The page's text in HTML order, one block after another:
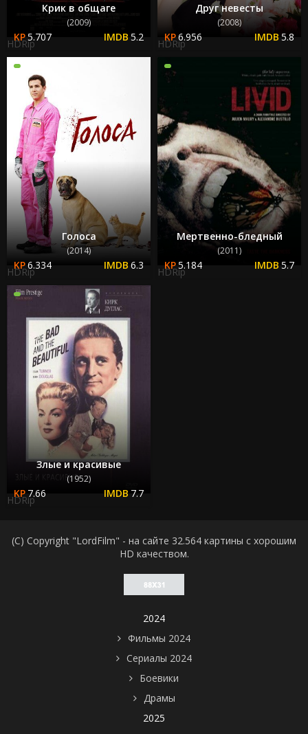
Крик в общаге
(2009)
5.707 5.2
HDRip
Друг невесты
(2008)
6.956 5.8
HDRip
Голоса
(2014)
6.334 6.3
HDRip
Мертвенно-бледный
(2011)
5.184 5.7
HDRip
Злые и красивые
(1952)
7.66 7.7
HDRip
(C) Copyright "LordFilm" - на сайте 32.564 картины с хорошим
HD качеством.
2024
Фильмы 2024
Сериалы 2024
Боевики
Драмы
2025